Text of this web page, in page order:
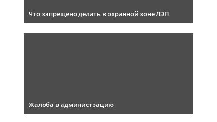
Что запрещено делать в охранной зоне ЛЭП
Жалоба в администрацию